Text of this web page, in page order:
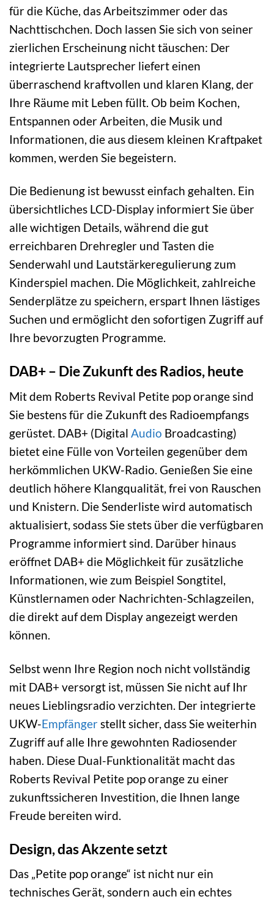
für die Küche, das Arbeitszimmer oder das
Nachttischchen. Doch lassen Sie sich von seiner
zierlichen Erscheinung nicht täuschen: Der
integrierte Lautsprecher liefert einen
überraschend kraftvollen und klaren Klang, der
Ihre Räume mit Leben füllt. Ob beim Kochen,
Entspannen oder Arbeiten, die Musik und
Informationen, die aus diesem kleinen Kraftpaket
kommen, werden Sie begeistern.
Die Bedienung ist bewusst einfach gehalten. Ein
übersichtliches LCD-Display informiert Sie über
alle wichtigen Details, während die gut
erreichbaren Drehregler und Tasten die
Senderwahl und Lautstärkeregulierung zum
Kinderspiel machen. Die Möglichkeit, zahlreiche
Senderplätze zu speichern, erspart Ihnen lästiges
Suchen und ermöglicht den sofortigen Zugriff auf
Ihre bevorzugten Programme.
DAB+ – Die Zukunft des Radios, heute
Mit dem Roberts Revival Petite pop orange sind
Sie bestens für die Zukunft des Radioempfangs
gerüstet. DAB+ (Digital Audio Broadcasting)
bietet eine Fülle von Vorteilen gegenüber dem
herkömmlichen UKW-Radio. Genießen Sie eine
deutlich höhere Klangqualität, frei von Rauschen
und Knistern. Die Senderliste wird automatisch
aktualisiert, sodass Sie stets über die verfügbaren
Programme informiert sind. Darüber hinaus
eröffnet DAB+ die Möglichkeit für zusätzliche
Informationen, wie zum Beispiel Songtitel,
Künstlernamen oder Nachrichten-Schlagzeilen,
die direkt auf dem Display angezeigt werden
können.
Selbst wenn Ihre Region noch nicht vollständig
mit DAB+ versorgt ist, müssen Sie nicht auf Ihr
neues Lieblingsradio verzichten. Der integrierte
UKW-Empfängerstellt sicher, dass Sie weiterhin
Zugriff auf alle Ihre gewohnten Radiosender
haben. Diese Dual-Funktionalität macht das
Roberts Revival Petite pop orange zu einer
zukunftssicheren Investition, die Ihnen lange
Freude bereiten wird.
Design, das Akzente setzt
Das „Petite pop orange“ ist nicht nur ein
technisches Gerät, sondern auch ein echtes